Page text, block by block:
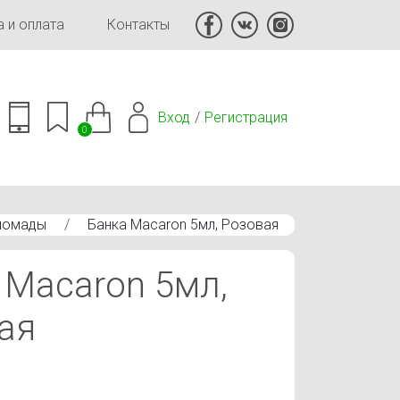
и оплата Контакты
0
Вход Регистрация
/ Банка Macaron 5мл, Розовая
5мл,